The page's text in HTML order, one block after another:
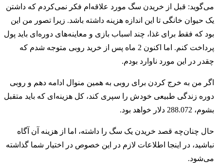
می‌گوید: قبل از خریدن سگ مورد علاقه‌ام فکر نمی‌کردم که داشتن
یک حیوان خانگی تا این اندازه هزینه داشته باشد. زیرا تصور من این
بود که فقط برای غذا، چند اسباب بازی و معاینه‌های دوره‌ای باید پول
پرداخت کنم. اما اکنون 2 ماه پس از خرید روبی متوجه شدم که
چقدر در این مورد ناوارد بودم.
اگر من به خرج کردن برای روبی به همین منوال ادامه دهم و روبی
دوره زندگی طبیعی خودش را سپری کند، کل هزینه‌ای که باید متقبل
بشوم‌، 288.072 دلار خواهد بود.
حال چنان‌چه قصد خریدن یک سگ را داشته، اما از هزینه آن آگاه
نباشید، در اینجا اطلاعات لازم در این خصوص در اختیار شما گذاشته
می‌شود.